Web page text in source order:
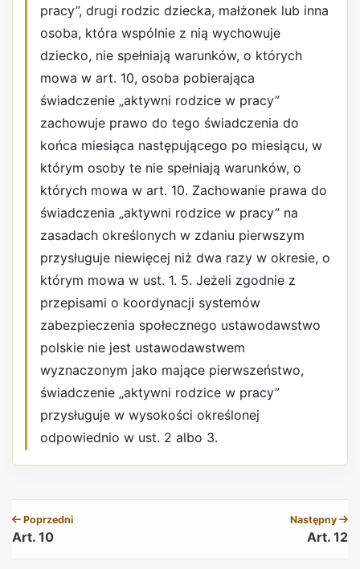
pracy”, drugi rodzic dziecka, małżonek lub inna
osoba, która wspólnie z nią wychowuje
dziecko, nie spełniają warunków, o których
mowa w art. 10, osoba pobierająca
świadczenie „aktywni rodzice w pracy”
zachowuje prawo do tego świadczenia do
końca miesiąca następującego po miesiącu, w
którym osoby te nie spełniają warunków, o
których mowa w art. 10. Zachowanie prawa do
świadczenia „aktywni rodzice w pracy” na
zasadach określonych w zdaniu pierwszym
przysługuje niewięcej niż dwa razy w okresie, o
którym mowa w ust. 1. 5. Jeżeli zgodnie z
przepisami o koordynacji systemów
zabezpieczenia społecznego ustawodawstwo
polskie nie jest ustawodawstwem
wyznaczonym jako mające pierwszeństwo,
świadczenie „aktywni rodzice w pracy”
przysługuje w wysokości określonej
odpowiednio w ust. 2 albo 3.
Poprzedni
Art. 10
Następny
Art. 12